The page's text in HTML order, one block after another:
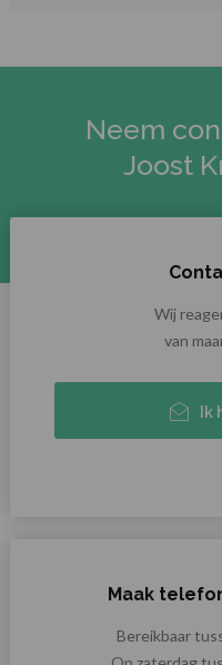
Neem
Joost
Wij
van
Ik
Maak
Bereikbaar